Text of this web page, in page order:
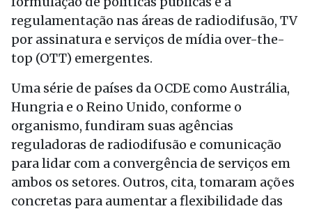
regulamentação nas áreas de radiodifusão, TV
por assinatura e serviços de mídia over-the-
top (OTT) emergentes.
Uma série de países da OCDE como Austrália,
Hungria e o Reino Unido, conforme o
organismo, fundiram suas agências
reguladoras de radiodifusão e comunicação
para lidar com a convergência de serviços em
ambos os setores. Outros, cita, tomaram ações
concretas para aumentar a flexibilidade das